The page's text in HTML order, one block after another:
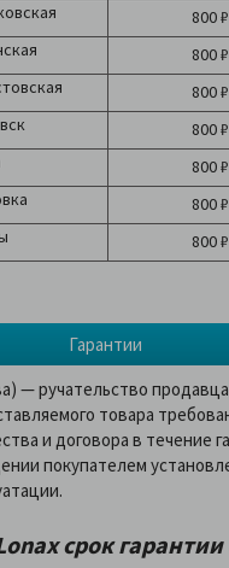
Гарантии
800 ₽
800 ₽
800 ₽
800 ₽
800 ₽
800 ₽
800 ₽
— ручательство
товара
и договора в течение
покупателем
срок гарантии